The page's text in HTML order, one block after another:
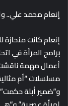
إنعام محمد علي..
إنعام كانت منحازة
أعمال مهمة ناقشت
مسلسلات “أم
و”ضمير أبلة